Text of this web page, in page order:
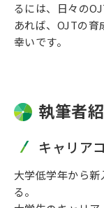
るには、日々の
あれば、OJTの
幸いです。
執筆者
キャリア
大学低学年から
る。